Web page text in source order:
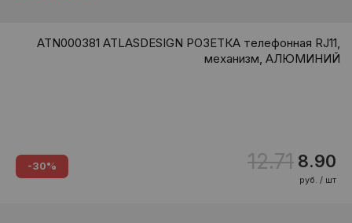
ATN000381 ATLASDESIGN РОЗЕТКА телефонная RJ11,
механизм, АЛЮМИНИЙ
-30% 12.71 8.90
руб. / шт